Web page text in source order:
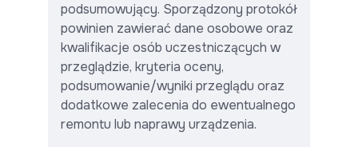
podsumowujący. Sporządzony protokół
powinien zawierać dane osobowe oraz
kwalifikacje osób uczestniczących w
przeglądzie, kryteria oceny,
podsumowanie/wyniki przeglądu oraz
dodatkowe zalecenia do ewentualnego
remontu lub naprawy urządzenia.